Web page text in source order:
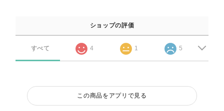
ショップの評価
すべて 4 1 5
この商品をアプリで見る